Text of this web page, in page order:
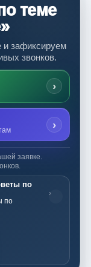
теме
зафиксируем
звонков.
›
›
заявке.
по
по
›